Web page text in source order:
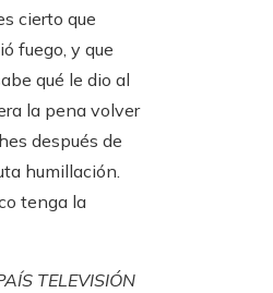
cierto que
fuego, y que
qué le dio al
la pena volver
después de
humillación.
tenga la
TELEVISIÓN